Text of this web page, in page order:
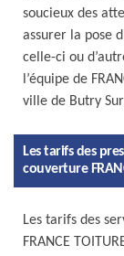
soucieux des
assurer la pose
celle-ci ou
l’équipe de
ville de Butry
Les tarifs des
couverture
Les tarifs des
FRANCE